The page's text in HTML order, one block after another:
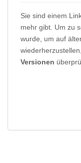
Sie sind einem
mehr gibt. Um zu
wurde, um auf
Versionen